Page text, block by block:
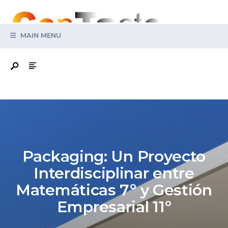
MAIN MENU
Packaging: Un Proyecto
Interdisciplinar entre
Matemáticas 7º y Gestión
Empresarial 11º
for: